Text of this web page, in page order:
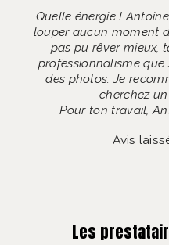
Quelle énergie !
louper aucun moment
pas pu rêver mieux,
professionnalisme
des photos. Je
cherchez
Pour ton travail,
Avis
Les